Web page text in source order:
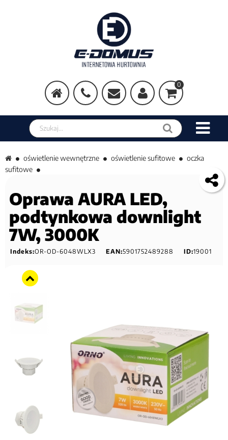
0
Szukaj w sklepie
oświetlenie wewnętrzne oświetlenie sufitowe
oczka
sufitowe
Oprawa AURA LED,
podtynkowa downlight
7W, 3000K
Indeks:OR-OD-6048WLX3 EAN:5901752489288 ID:19001